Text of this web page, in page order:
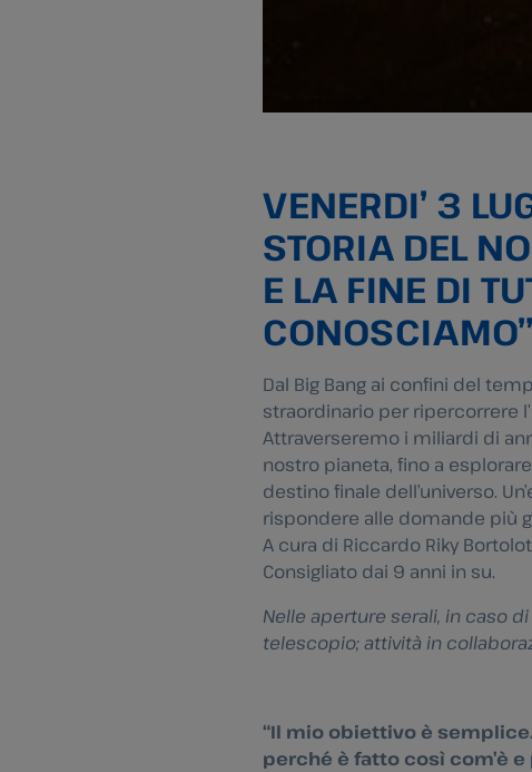
VENERDI’ 3
STORIA DEL
E LA FINE DI
CONOSCIAMO”
Dal Big Bang ai confini del
straordinario per ripercorrere
Attraverseremo i miliardi di
nostro pianeta, fino a
destino finale dell’universo.
rispondere alle domande più
A cura di Riccardo Riky
Consigliato dai 9 anni in su.
Nelle aperture serali, in caso
telescopio; attività in
“Il mio obiettivo è
perché è fatto così com’è